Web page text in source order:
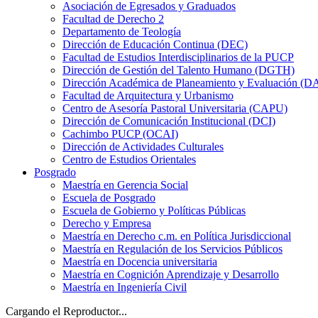
Asociación de Egresados y Graduados
Facultad de Derecho 2
Departamento de Teología
Dirección de Educación Continua (DEC)
Facultad de Estudios Interdisciplinarios de la PUCP
Dirección de Gestión del Talento Humano (DGTH)
Dirección Académica de Planeamiento y Evaluación
Facultad de Arquitectura y Urbanismo
Centro de Asesoría Pastoral Universitaria (CAPU)
Dirección de Comunicación Institucional (DCI)
Cachimbo PUCP (OCAI)
Dirección de Actividades Culturales
Centro de Estudios Orientales
Posgrado
Maestría en Gerencia Social
Escuela de Posgrado
Escuela de Gobierno y Políticas Públicas
Derecho y Empresa
Maestría en Derecho c.m. en Política Jurisdiccional
Maestría en Regulación de los Servicios Públicos
Maestría en Docencia universitaria
Maestría en Cognición Aprendizaje y Desarrollo
Maestría en Ingeniería Civil
Cargando el Reproductor...